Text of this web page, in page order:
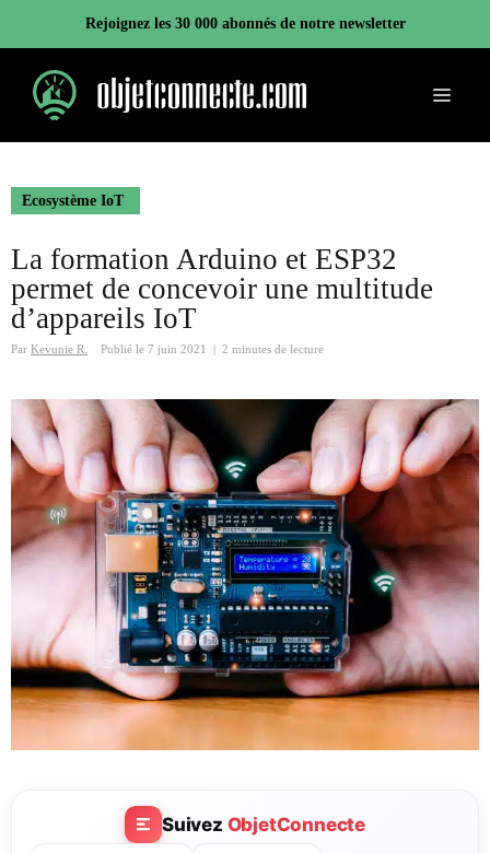
contenu
Rejoignez les 30 000 abonnés de notre newsletter
Menu
Ecosystème IoT
La formation Arduino et ESP32
permet de concevoir une multitude
d’appareils IoT
Par Kevunie R. Publié le 7 juin 2021 2 minutes de lecture
Suivez ObjetConnecte